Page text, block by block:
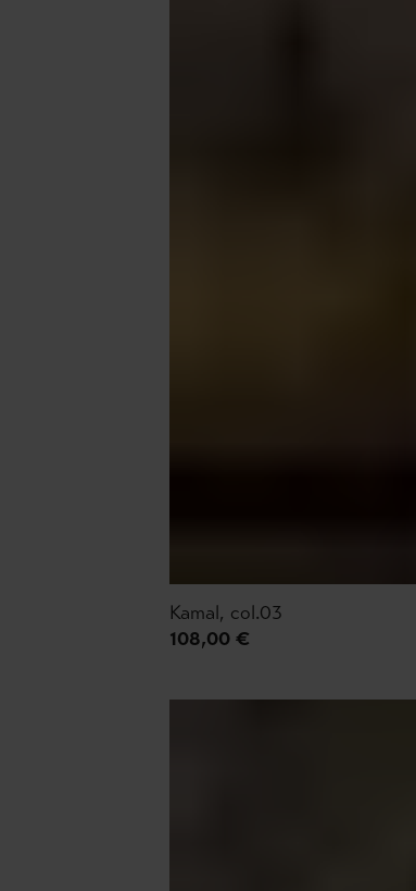
Kamal, col.03
108,00 €